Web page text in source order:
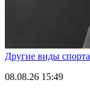
Другие виды спорта
08.08.26 15:49